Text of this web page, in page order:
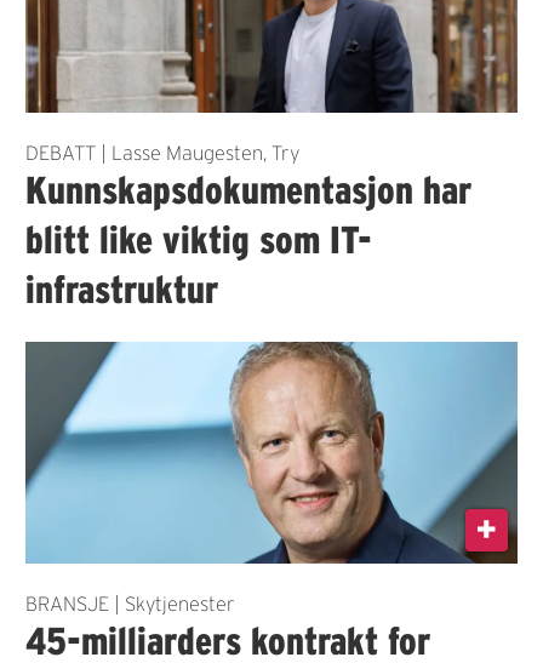
DEBATT | Lasse Maugesten, Try
Kunnskapsdokumentasjon har
blitt like viktig som IT-
infrastruktur
BRANSJE | Skytjenester
45-milliarders kontrakt for